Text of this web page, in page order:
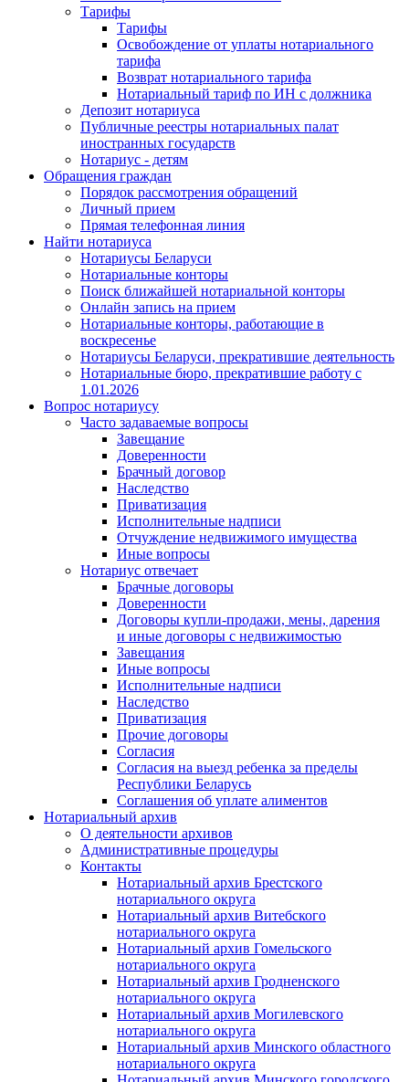
Тарифы
Тарифы
Освобождение от уплаты нотариального
тарифа
Возврат нотариального тарифа
Нотариальный тариф по ИН с должника
Депозит нотариуса
Публичные реестры нотариальных палат
иностранных государств
Нотариус - детям
Обращения граждан
Порядок рассмотрения обращений
Личный прием
Прямая телефонная линия
Найти нотариуса
Нотариусы Беларуси
Нотариальные конторы
Поиск ближайшей нотариальной конторы
Онлайн запись на прием
Нотариальные конторы, работающие в
воскресенье
Нотариусы Беларуси, прекратившие деятельность
Нотариальные бюро, прекратившие работу с
1.01.2026
Вопрос нотариусу
Часто задаваемые вопросы
Завещание
Доверенности
Брачный договор
Наследство
Приватизация
Исполнительные надписи
Отчуждение недвижимого имущества
Иные вопросы
Нотариус отвечает
Брачные договоры
Доверенности
Договоры купли-продажи, мены, дарения
и иные договоры с недвижимостью
Завещания
Иные вопросы
Исполнительные надписи
Наследство
Приватизация
Прочие договоры
Согласия
Согласия на выезд ребенка за пределы
Республики Беларусь
Соглашения об уплате алиментов
Нотариальный архив
О деятельности архивов
Административные процедуры
Контакты
Нотариальный архив Брестского
нотариального округа
Нотариальный архив Витебского
нотариального округа
Нотариальный архив Гомельского
нотариального округа
Нотариальный архив Гродненского
нотариального округа
Нотариальный архив Могилевского
нотариального округа
Нотариальный архив Минского областного
нотариального округа